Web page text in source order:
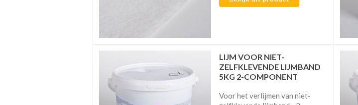
LIJM VOOR NIET-
ZELFKLEVENDE LIJMBAND
5KG 2-COMPONENT
Voor het verlijmen van niet-